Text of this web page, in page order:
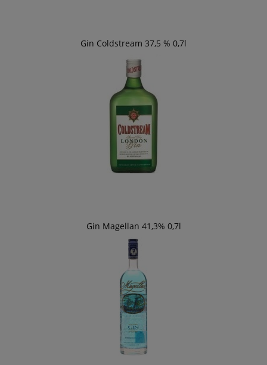
Gin Coldstream 37,5 % 0,7l
Gin Magellan 41,3% 0,7l